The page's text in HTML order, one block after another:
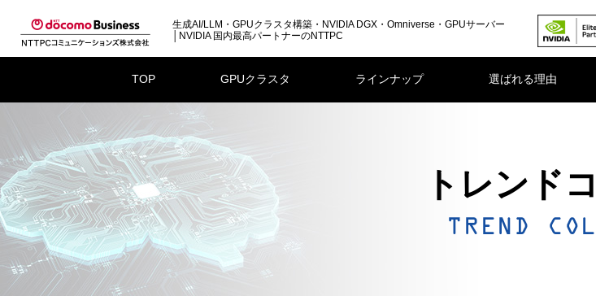
生成AI/LLM・GPUクラスタ構築・NVIDIA DGX・Omniverse・GPUサーバー
│NVIDIA 国内最高パートナーのNTTPC
TOP GPUクラスタ ラインナップ 選ばれる理由
トレンド